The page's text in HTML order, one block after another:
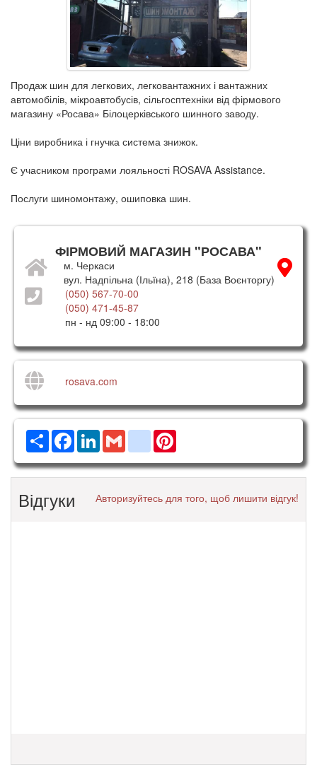
Продаж шин для легкових, легковантажних і вантажних
автомобілів, мікроавтобусів, сільгосптехніки від фірмового
магазину «Росава» Білоцерківського шинного заводу.
Ціни виробника і гнучка система знижок.
Є учасником програми лояльності ROSAVA Assistance.
Послуги шиномонтажу, ошиповка шин.
ФІРМОВИЙ МАГАЗИН "РОСАВА"
м. Черкаси
вул. Надпільна (Ільїна), 218 (База Воєнторгу)
(050) 567-70-00
(050) 471-45-87
пн - нд 09:00 - 18:00
rosava.com
РесурсFacebook
LinkedInGmail google_bookmarks
Відгуки Авторизуйтесь для того, щоб лишити відгук!